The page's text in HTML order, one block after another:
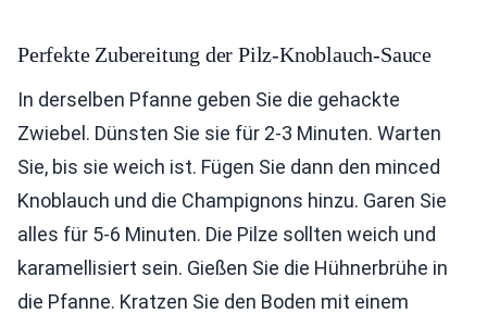
Perfekte Zubereitung der Pilz-Knoblauch-Sauce
In derselben Pfanne geben Sie die gehackte
Zwiebel. Dünsten Sie sie für 2-3 Minuten. Warten
Sie, bis sie weich ist. Fügen Sie dann den minced
Knoblauch und die Champignons hinzu. Garen Sie
alles für 5-6 Minuten. Die Pilze sollten weich und
karamellisiert sein. Gießen Sie die Hühnerbrühe in
die Pfanne. Kratzen Sie den Boden mit einem